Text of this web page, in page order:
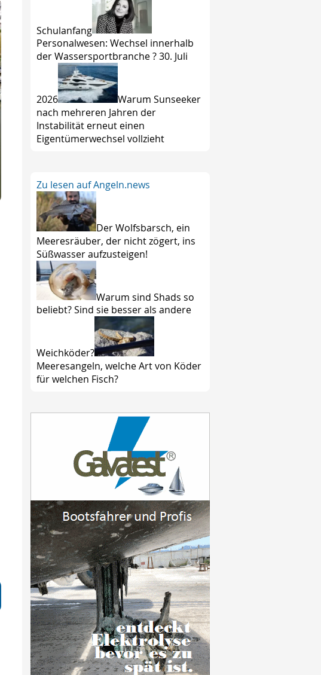
Schulanfang
Personalwesen: Wechsel innerhalb
der Wassersportbranche ? 30. Juli
2026
Warum Sunseeker
nach mehreren Jahren der
Instabilität erneut einen
Eigentümerwechsel vollzieht
Zu lesen auf Angeln.news
Der Wolfsbarsch, ein
Meeresräuber, der nicht zögert, ins
Süßwasser aufzusteigen!
Warum sind Shads so
beliebt? Sind sie besser als andere
Weichköder?
Meeresangeln, welche Art von Köder
für welchen Fisch?